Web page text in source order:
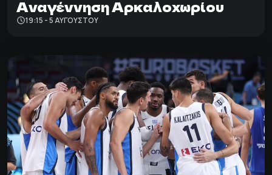
Αναγέννηση Αρκαλοχωρίου
19:15 - 5 ΑΥΓΟΎΣΤΟΥ